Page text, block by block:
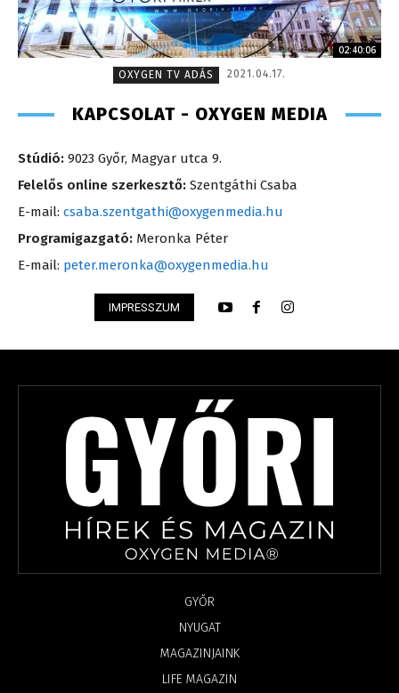
02:40:06
OXYGEN TV ADÁS
2021.04.17.
KAPCSOLAT - OXYGEN MEDIA
Stúdió: 9023 Győr, Magyar utca 9.
Felelős online szerkesztő: Szentgáthi Csaba
E-mail: csaba.szentgathi@oxygenmedia.hu
Programigazgató: Meronka Péter
E-mail: peter.meronka@oxygenmedia.hu
IMPRESSZUM
GYŐR
NYUGAT
MAGAZINJAINK
LIFE MAGAZIN